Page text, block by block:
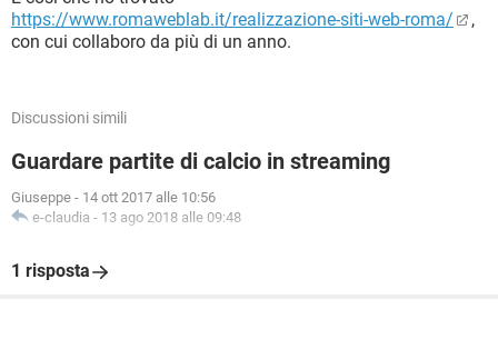
https://www.romaweblab.it/realizzazione-siti-web-roma/
,
con cui collaboro da più di un anno.
Discussioni simili
Guardare partite di calcio in streaming
Giuseppe - 14 ott 2017 alle 10:56
e-claudia - 13 ago 2018 alle 09:48
1 risposta